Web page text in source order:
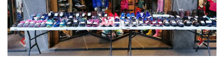
Previous Next